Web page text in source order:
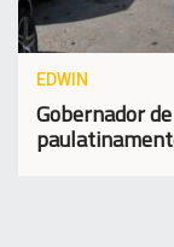
EDWIN
Gobernador